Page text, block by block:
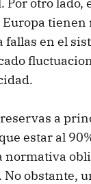
tienen
fallas en el
a
estar al
normativa
obstante,